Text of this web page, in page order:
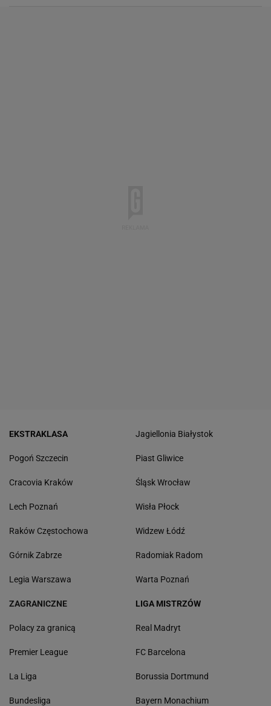
EKSTRAKLASA
Pogoń Szczecin
Cracovia Kraków
Lech Poznań
Raków Częstochowa
Górnik Zabrze
Legia Warszawa
Jagiellonia Białystok
Piast Gliwice
Śląsk Wrocław
Wisła Płock
Widzew Łódź
Radomiak Radom
Warta Poznań
ZAGRANICZNE
Polacy za granicą
Premier League
La Liga
Bundesliga
LIGA MISTRZÓW
Real Madryt
FC Barcelona
Borussia Dortmund
Bayern Monachium